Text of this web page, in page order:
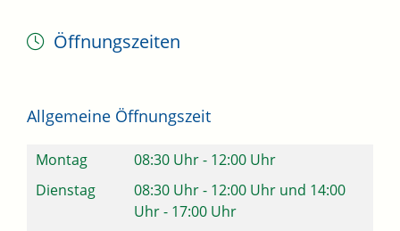
Öffnungszeiten
Allgemeine Öffnungszeit
Montag 08:30 Uhr- 12:00 Uhr
Dienstag
08:30 Uhr- 12:00 Uhr und 14:00
Uhr- 17:00 Uhr